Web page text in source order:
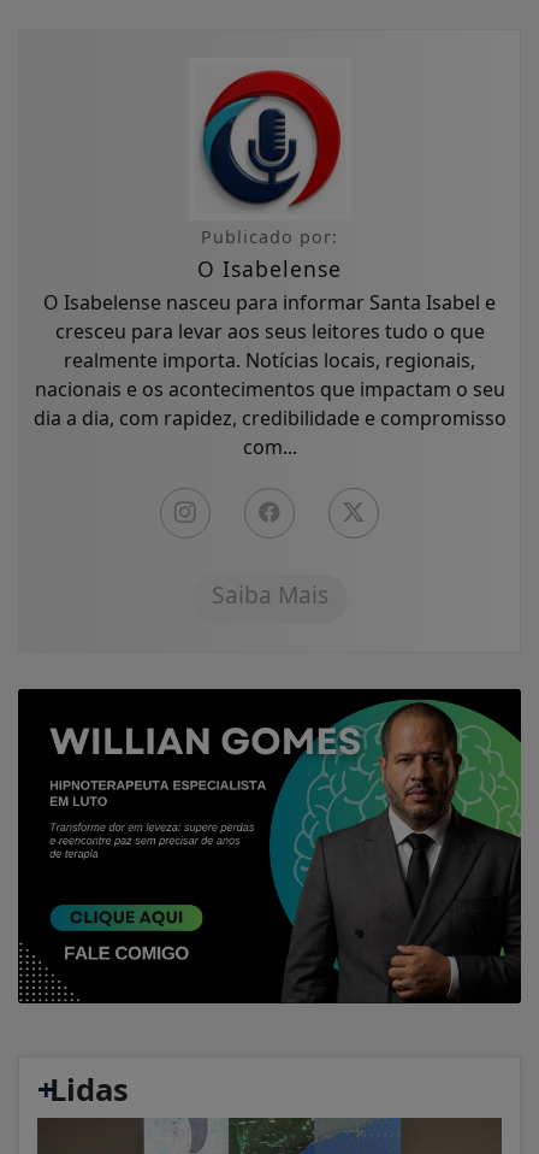
Publicado por:
O Isabelense
O Isabelense nasceu para informar Santa Isabel e
cresceu para levar aos seus leitores tudo o que
realmente importa. Notícias locais, regionais,
nacionais e os acontecimentos que impactam o seu
dia a dia, com rapidez, credibilidade e compromisso
com...
Saiba Mais
+
Lidas